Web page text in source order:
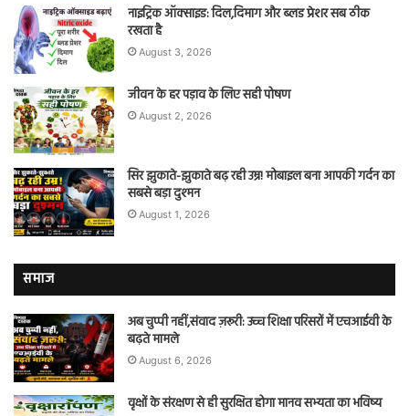
नाइट्रिक ऑक्साइड: दिल,दिमाग और ब्लड प्रेशर सब ठीक
रखता है
August 3, 2026
जीवन के हर पड़ाव के लिए सही पोषण
August 2, 2026
सिर झुकाते-झुकाते बढ़ रही उम्र! मोबाइल बना आपकी गर्दन का
सबसे बड़ा दुश्मन
August 1, 2026
समाज
अब चुप्पी नहीं,संवाद ज़रूरी: उच्च शिक्षा परिसरों में एचआईवी के
बढ़ते मामले
August 6, 2026
वृक्षों के संरक्षण से ही सुरक्षित होगा मानव सभ्यता का भविष्य